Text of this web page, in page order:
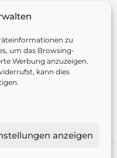
zu
um das Browsing-
Werbung anzuzeigen.
kann dies
anzeigen